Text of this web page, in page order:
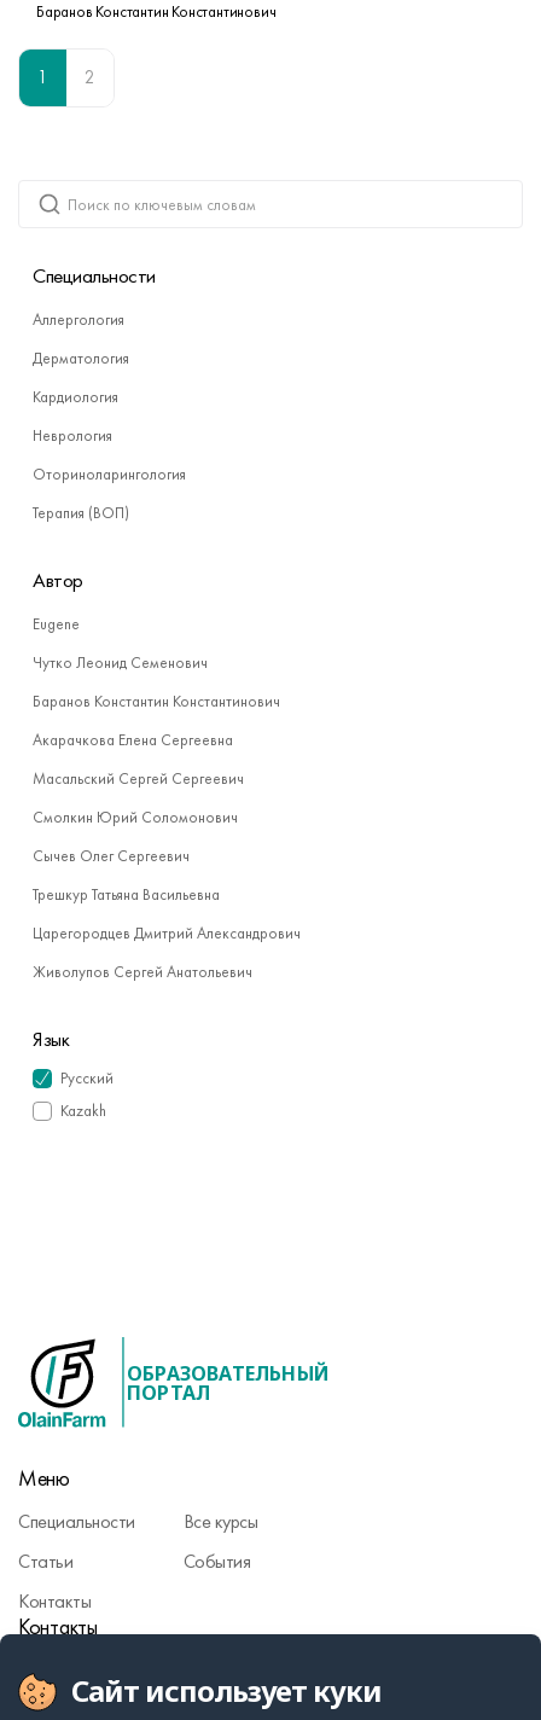
Сайт использует куки
Баранов Константин Константинович
1 2
Специальности
Аллергология
Дерматология
Кардиология
Неврология
Оториноларингология
Терапия (ВОП)
Автор
Eugene
Чутко Леонид Семенович
Баранов Константин Константинович
Акарачкова Елена Сергеевна
Масальский Сергей Сергеевич
Смолкин Юрий Соломонович
Сычев Олег Сергеевич
Трешкур Татьяна Васильевна
Царегородцев Дмитрий Александрович
Живолупов Сергей Анатольевич
Язык
Русский
Kazakh
ОБРАЗОВАТЕЛЬНЫЙ
ПОРТАЛ
Меню
Специальности
Все курсы
Статьи
События
Контакты
Контакты
Фармаконадзор